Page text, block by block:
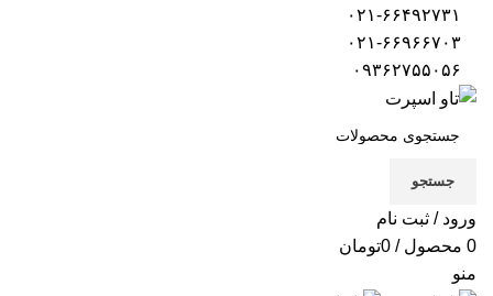
جستجو
ورود / ثبت نام
0 محصول / تومان0
منو